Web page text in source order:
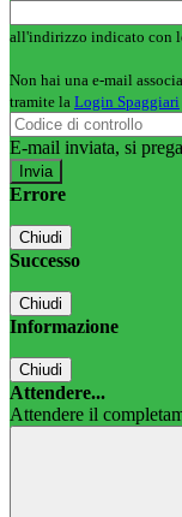
all'indirizzo indicato con
Non hai una e-mail
tramite la Login Spaggiari
E-mail inviata, si
Errore
Chiudi
Successo
Chiudi
Informazione
Chiudi
Attendere...
Attendere il